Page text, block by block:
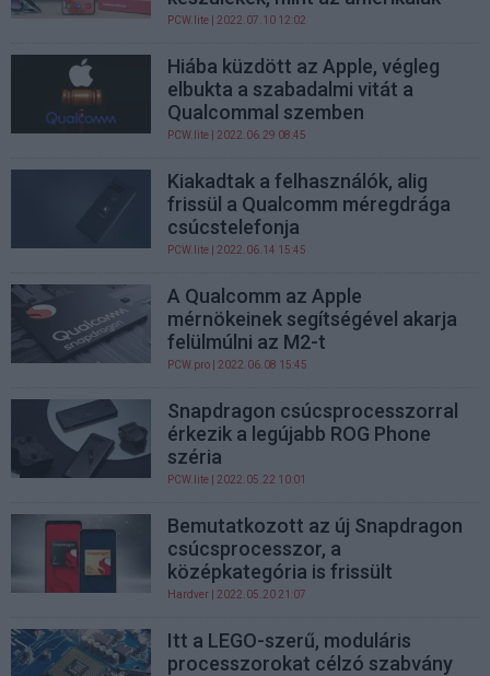
PCW.lite | 2022.07.10 12:02
Hiába küzdött az Apple, végleg
elbukta a szabadalmi vitát a
Qualcommal szemben
PCW.lite | 2022.06.29 08:45
Kiakadtak a felhasználók, alig
frissül a Qualcomm méregdrága
csúcstelefonja
PCW.lite | 2022.06.14 15:45
A Qualcomm az Apple
mérnökeinek segítségével akarja
felülmúlni az M2-t
PCW.pro | 2022.06.08 15:45
Snapdragon csúcsprocesszorral
érkezik a legújabb ROG Phone
széria
PCW.lite | 2022.05.22 10:01
Bemutatkozott az új Snapdragon
csúcsprocesszor, a
középkategória is frissült
Hardver | 2022.05.20 21:07
Itt a LEGO-szerű, moduláris
processzorokat célzó szabvány